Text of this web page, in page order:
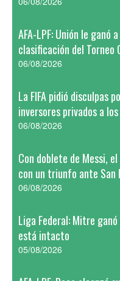
AFA-LPF: Unión le ganó
clasificación del Torneo
06/08/2026
La FIFA pidió disculpas
inversores privados a
06/08/2026
Con doblete de Messi,
con un triunfo ante San
06/08/2026
Liga Federal: Mitre
está intacto
05/08/2026